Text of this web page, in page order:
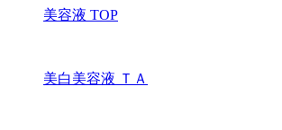
美容液 TOP
美白美容液 ＴＡ